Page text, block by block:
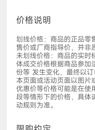
价格说明
划线价格：商品的正品零
售价或厂商指导价，并非
未划线价格：商品的实时
体成交价格根据商品参加
份等 发生变化，最终以订
本页面或活动页面以图片
优惠价等价格可能是在使
段等情形下的价格，具体
动规则为准。